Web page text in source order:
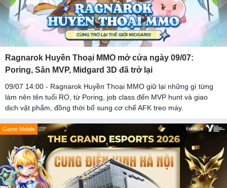
Ragnarok Huyền Thoại MMO mở cửa ngày 09/07:
Poring, Săn MVP, Midgard 3D đã trở lại
09/07 14:00 - Ragnarok Huyền Thoại MMO giữ lại những gì từng
làm nên tên tuổi RO, từ Poring, job class đến MVP hunt và giao
dịch vật phẩm, đồng thời bổ sung cơ chế AFK treo máy.
Game Mobile